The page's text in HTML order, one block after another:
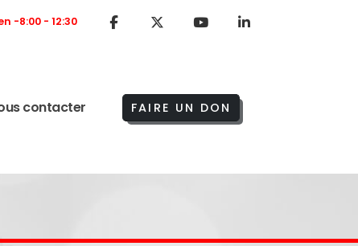
-8:00 - 12:30
contacter FAIRE UN DON